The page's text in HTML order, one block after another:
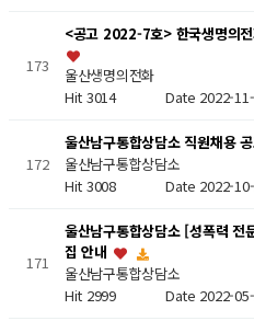
173
<공고 2022-7호> 한국생명의
울산생명의전화
Hit 3014 Date 2022-
172
울산남구통합상담소 직원채용
울산남구통합상담소
Hit 3008 Date 2022-
171
울산남구통합상담소 [성폭력 전
집 안내
울산남구통합상담소
Hit 2999 Date 2022-